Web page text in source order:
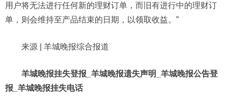
用户将无法进行任何新的理财订单，而旧有进行中的理财订
单，则会维持至产品结束的日期，以领取收益。”
来源 | 羊城晚报综合报道
羊城晚报挂失登报_羊城晚报遗失声明_羊城晚报公告登
报_羊城晚报挂失电话